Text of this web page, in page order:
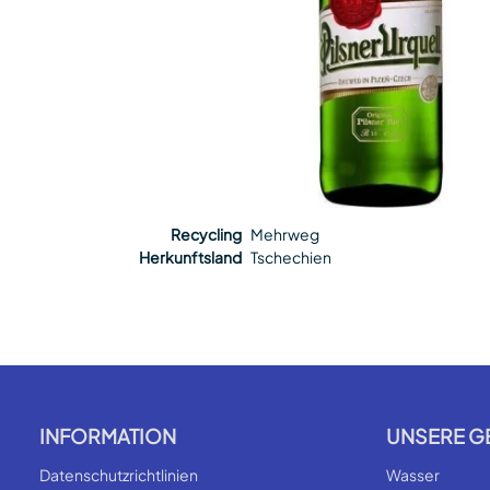
Recycling Mehrweg
Herkunftsland Tschechien
INFORMATION
Datenschutzrichtlinien
UNSERE
Wasser